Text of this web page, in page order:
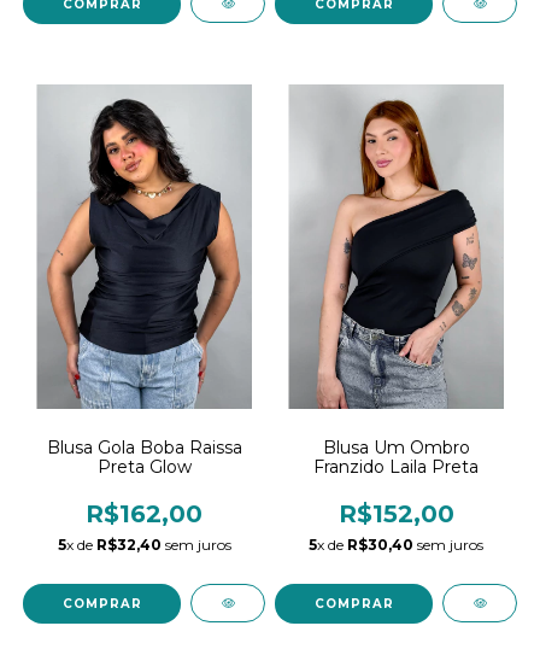
COMPRAR COMPRAR
Blusa Gola Boba Raissa
Preta Glow
R$162,00
5x de R$32,40 sem juros
COMPRAR
Blusa Um Ombro
Franzido Laila Preta
R$152,00
5x de R$30,40 sem juros
COMPRAR